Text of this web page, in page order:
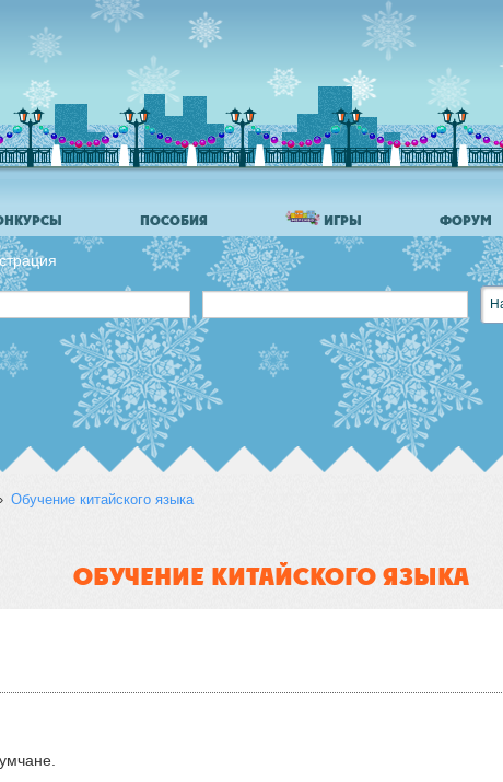
ПОСОБИЯ ИГРЫ ФОРУМ
Обучение китайского языка
ОБУЧЕНИЕ КИТАЙСКОГО ЯЗЫКА